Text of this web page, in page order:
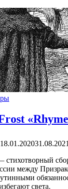
18.01.202031.08.2021
стихотворный
между
света.